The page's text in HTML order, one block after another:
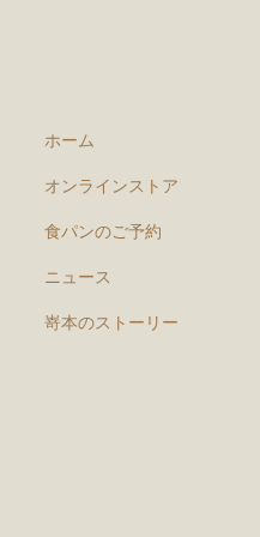
ホーム
オンラインストア
食パンのご予約
ニュース
嵜本のストーリー